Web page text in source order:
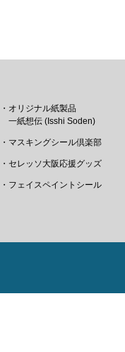
・オリジナル紙製品
一紙想伝 (Isshi Soden)
・マスキングシール倶楽部
・セレッソ大阪応援グッズ
・フェイスペイントシール